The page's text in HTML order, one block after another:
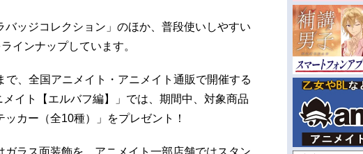
ッジコレクション」のほか、普段使いしやすい
インナップしています。
、全国アニメイト・アニメイト通販で開催する
イト【エルバフ編】」では、期間中、対象商品
カー（全10種）」をプレゼント！
ラス面装飾を、アニメイト一部店舗ではスタン